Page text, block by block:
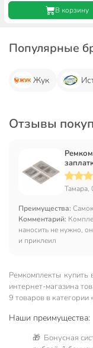
В корзину
Популярные
Жук
Отзывы
1 шт
Тамара,
Преимущества:
Комментарий:
наносить не нужно,
и приклеил
Ремкомплекты
интернет-магазина
9 товаров в категории
Наши преимущества:
🎁 Бонусная